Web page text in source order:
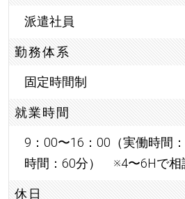
派遣社員
勤務体系
固定時間制
就業時間
9：00〜16：00（実働時間
時間：60分） ※4〜6Hで相
休日